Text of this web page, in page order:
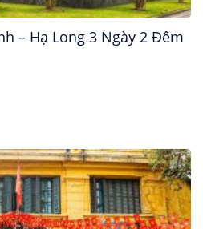
– Hạ Long 3 Ngày 2 Đêm